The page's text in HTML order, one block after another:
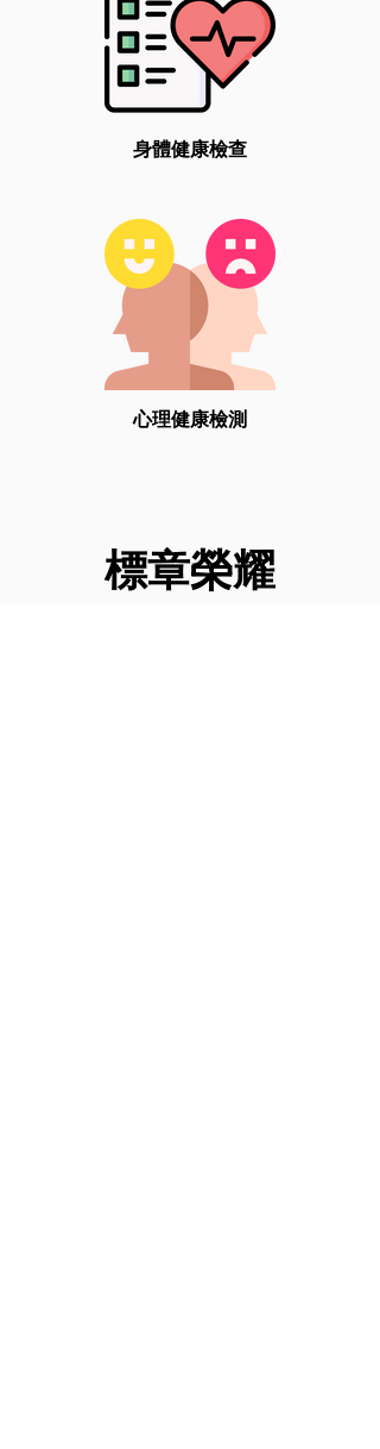
身體健康檢查
心理健康檢測
標章榮耀